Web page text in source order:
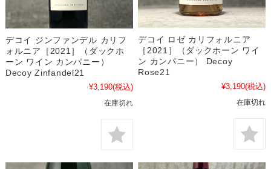
デコイ ジンファンデル カリフ
ォルニア［2021］（ダックホ
ーン ワイン カンパニー）
Decoy Zinfandel21
¥3,190(税込)
在庫切れ
デコイ ロゼ カリフォルニア
［2021］（ダックホーン ワイ
ン カンパニー） Decoy
Rose21
¥3,190(税込)
在庫切れ